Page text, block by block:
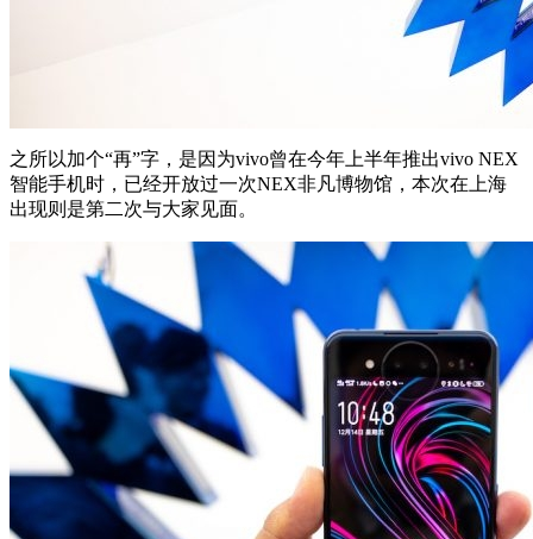
之所以加个“再”字，是因为vivo曾在今年上半年推出vivo NEX
智能手机时，已经开放过一次NEX非凡博物馆，本次在上海
出现则是第二次与大家见面。